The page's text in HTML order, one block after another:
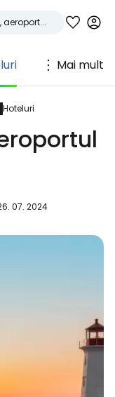
Mai mult
Hoteluri
07. 2024